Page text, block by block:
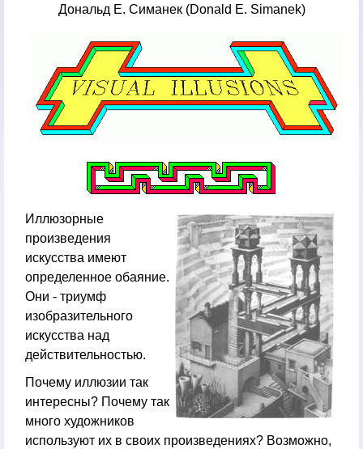
Дональд Е. Симанек (Donald E. Simanek)
Иллюзорные
произведения
искусства имеют
определенное обаяние.
Они - триумф
изобразительного
искусства над
действительностью.
Почему иллюзии так
интересны? Почему так
много художников
используют их в своих произведениях? Возможно,